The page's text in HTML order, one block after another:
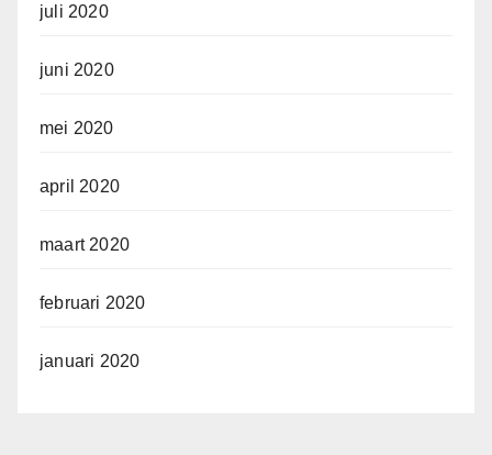
juli 2020
juni 2020
mei 2020
april 2020
maart 2020
februari 2020
januari 2020